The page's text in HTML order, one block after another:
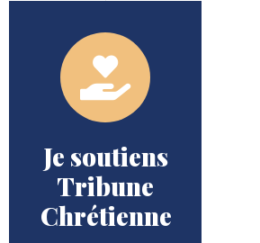
Je soutiens
Tribune
Chrétienne